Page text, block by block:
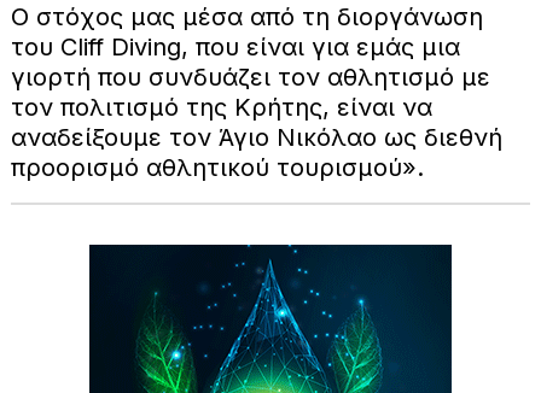
Ο στόχος μας μέσα από τη διοργάνωση
του Cliff Diving, που είναι για εμάς μια
γιορτή που συνδυάζει τον αθλητισμό με
τον πολιτισμό της Κρήτης, είναι να
αναδείξουμε τον Άγιο Νικόλαο ως διεθνή
προορισμό αθλητικού τουρισμού».